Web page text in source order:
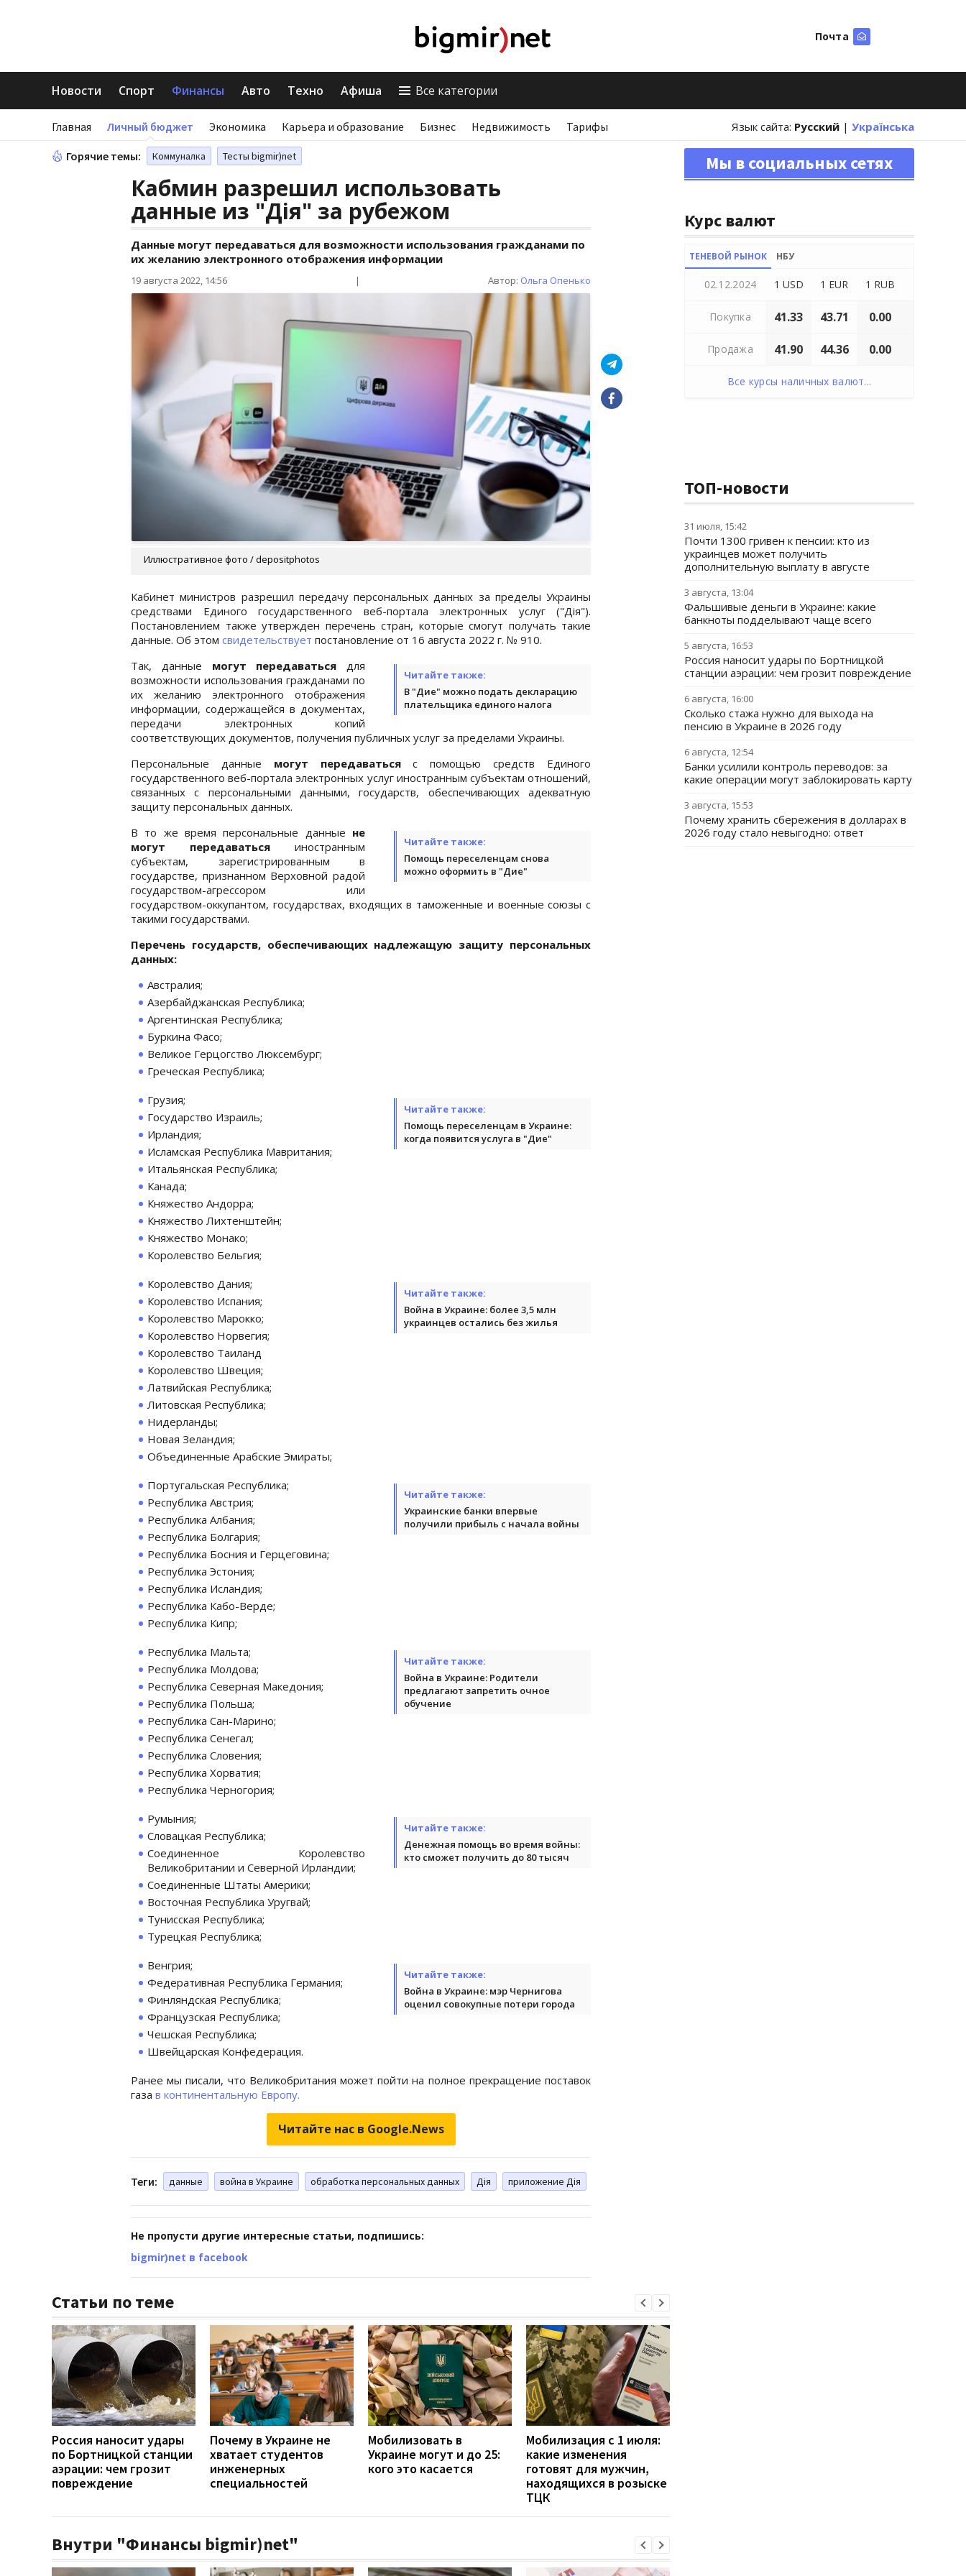
Почта
Новости Спорт Финансы Авто Техно Афиша Все категории
Главная Личный бюджет Экономика Карьера и образование Бизнес Недвижимость Тарифы Язык сайта: Русский | Українська
Горячие темы: Коммуналка Тесты bigmir)net
Кабмин разрешил использовать
данные из "Дія" за рубежом
Данные могут передаваться для возможности использования гражданами по
их желанию электронного отображения информации
19 августа 2022, 14:56 | Автор: Ольга Опенько
Иллюстративное фото / depositphotos
Кабинет министров разрешил передачу персональных данных за пределы Украины
средствами Единого государственного веб-портала электронных услуг ("Дія").
Постановлением также утвержден перечень стран, которые смогут получать такие
данные. Об этом свидетельствует постановление от 16 августа 2022 г. № 910.
Читайте также:
В "Дие" можно подать декларацию
плательщика единого налога
Так, данные могут передаваться для
возможности использования гражданами по
их желанию электронного отображения
информации, содержащейся в документах,
передачи электронных копий
соответствующих документов, получения публичных услуг за пределами Украины.
Персональные данные могут передаватьсяс помощью средств Единого
государственного веб-портала электронных услуг иностранным субъектам отношений,
связанных с персональными данными, государств, обеспечивающих адекватную
защиту персональных данных.
Читайте также:
Помощь переселенцам снова
можно оформить в "Дие"
В то же время персональные данные не
могут передаваться иностранным
субъектам, зарегистрированным в
государстве, признанном Верховной радой
государством-агрессором или
государством-оккупантом, государствах, входящих в таможенные и военные союзы с
такими государствами.
Перечень государств, обеспечивающих надлежащую защиту персональных
данных:
Австралия;
Азербайджанская Республика;
Аргентинская Республика;
Буркина Фасо;
Великое Герцогство Люксембург;
Греческая Республика;
Читайте также:
Помощь переселенцам в Украине:
когда появится услуга в "Дие"
Грузия;
Государство Израиль;
Ирландия;
Исламская Республика Мавритания;
Итальянская Республика;
Канада;
Княжество Андорра;
Княжество Лихтенштейн;
Княжество Монако;
Королевство Бельгия;
Читайте также:
Война в Украине: более 3,5 млн
украинцев остались без жилья
Королевство Дания;
Королевство Испания;
Королевство Марокко;
Королевство Норвегия;
Королевство Таиланд
Королевство Швеция;
Латвийская Республика;
Литовская Республика;
Нидерланды;
Новая Зеландия;
Объединенные Арабские Эмираты;
Читайте также:
Украинские банки впервые
получили прибыль с начала войны
Португальская Республика;
Республика Австрия;
Республика Албания;
Республика Болгария;
Республика Босния и Герцеговина;
Республика Эстония;
Республика Исландия;
Республика Кабо-Верде;
Республика Кипр;
Читайте также:
Война в Украине: Родители
предлагают запретить очное
обучение
Республика Мальта;
Республика Молдова;
Республика Северная Македония;
Республика Польша;
Республика Сан-Марино;
Республика Сенегал;
Республика Словения;
Республика Хорватия;
Республика Черногория;
Читайте также:
Денежная помощь во время войны:
кто сможет получить до 80 тысяч
Румыния;
Словацкая Республика;
Соединенное Королевство
Великобритании и Северной Ирландии;
Соединенные Штаты Америки;
Восточная Республика Уругвай;
Тунисская Республика;
Турецкая Республика;
Читайте также:
Война в Украине: мэр Чернигова
оценил совокупные потери города
Венгрия;
Федеративная Республика Германия;
Финляндская Республика;
Французская Республика;
Чешская Республика;
Швейцарская Конфедерация.
Ранее мы писали, что Великобритания может пойти на полное прекращение поставок
газа в континентальную Европу.
Читайте нас в Google.News
Теги: данные война в Украине обработка персональных данных Дія приложение Дія
Не пропусти другие интересные статьи, подпишись:
bigmir)net в facebook
Статьи по теме
Россия наносит удары
по Бортницкой станции
аэрации: чем грозит
повреждение
Почему в Украине не
хватает студентов
инженерных
специальностей
Мобилизовать в
Украине могут и до 25:
кого это касается
Мобилизация с 1 июля:
какие изменения
готовят для мужчин,
находящихся в розыске
ТЦК
Внутри "Финансы bigmir)net"
Мы в социальных сетях
Курс валют
ТЕНЕВОЙ РЫНОК НБУ
02.12.2024 1 USD 1 EUR 1 RUB
Покупка 41.33 43.71 0.00
Продажа 41.90 44.36 0.00
Все курсы наличных валют...
ТОП-новости
31 июля, 15:42
Почти 1300 гривен к пенсии: кто из
украинцев может получить
дополнительную выплату в августе
3 августа, 13:04
Фальшивые деньги в Украине: какие
банкноты подделывают чаще всего
5 августа, 16:53
Россия наносит удары по Бортницкой
станции аэрации: чем грозит повреждение
6 августа, 16:00
Сколько стажа нужно для выхода на
пенсию в Украине в 2026 году
6 августа, 12:54
Банки усилили контроль переводов: за
какие операции могут заблокировать карту
3 августа, 15:53
Почему хранить сбережения в долларах в
2026 году стало невыгодно: ответ